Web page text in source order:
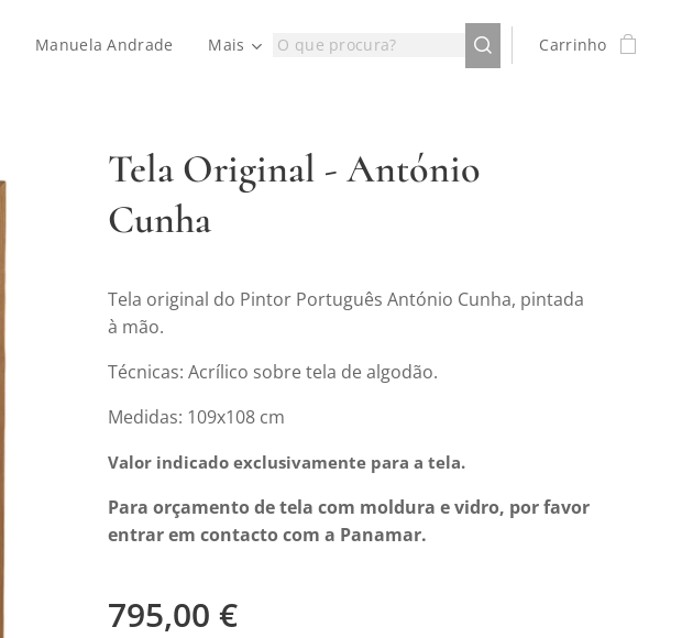
Manuela Andrade Mais Carrinho
Tela Original - António
Cunha
Tela original do Pintor Português António Cunha, pintada
à mão.
Técnicas: Acrílico sobre tela de algodão.
Medidas: 109x108 cm
Valor indicado exclusivamente para a tela.
Para orçamento de tela com moldura e vidro, por favor
entrar em contacto com a Panamar.
795,00 €